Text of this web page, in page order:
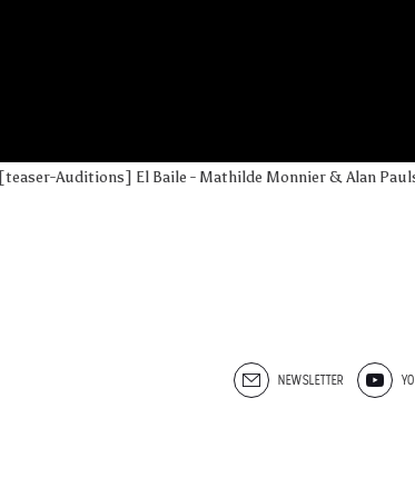
[teaser-Auditions] El Baile - Mathilde Monnier & Alan
NEWSLETTER